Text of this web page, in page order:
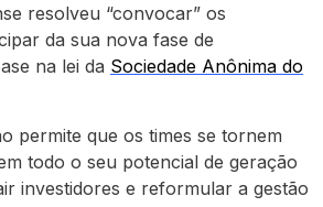
resolveu “convocar” os
da sua nova fase de
na lei da Sociedade Anônima do
permite que os times se tornem
todo o seu potencial de geração
investidores e reformular a gestão